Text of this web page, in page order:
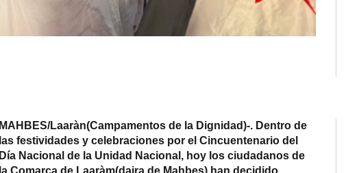
MAHBES/Laaràn(Campamentos de la Dignidad)-. Dentro de
las festividades y celebraciones por el Cincuentenario del
Día Nacional de la Unidad Nacional, hoy los ciudadanos de
la Comarca de Laaràm(daira de Mahbes) han decidido